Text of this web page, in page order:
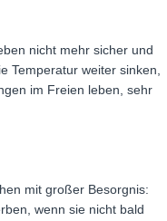
nicht mehr sicher und
Temperatur weiter sinken,
im Freien leben, sehr
mit großer Besorgnis:
wenn sie nicht bald